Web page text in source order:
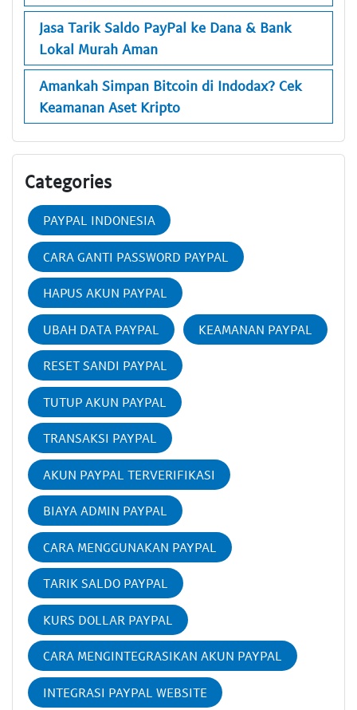
Jasa Tarik Saldo PayPal ke Dana & Bank
Lokal Murah Aman
Amankah Simpan Bitcoin di Indodax? Cek
Keamanan Aset Kripto
Categories
PAYPAL INDONESIA
CARA GANTI PASSWORD PAYPAL
HAPUS AKUN PAYPAL
UBAH DATA PAYPAL KEAMANAN PAYPAL
RESET SANDI PAYPAL
TUTUP AKUN PAYPAL
TRANSAKSI PAYPAL
AKUN PAYPAL TERVERIFIKASI
BIAYA ADMIN PAYPAL
CARA MENGGUNAKAN PAYPAL
TARIK SALDO PAYPAL
KURS DOLLAR PAYPAL
CARA MENGINTEGRASIKAN AKUN PAYPAL
INTEGRASI PAYPAL WEBSITE